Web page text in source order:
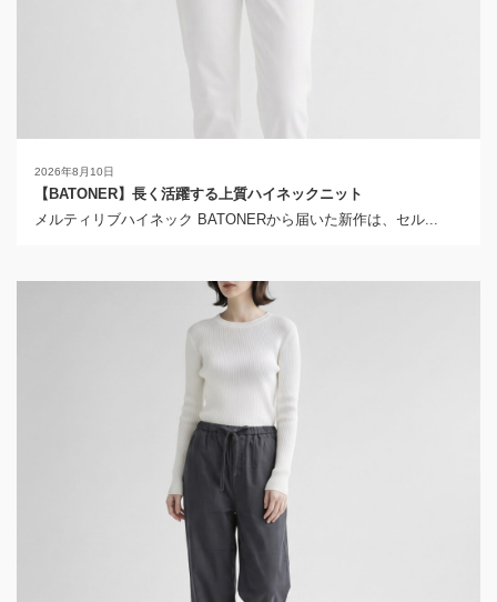
2026年8月10日
【BATONER】長く活躍する上質ハイネックニット
メルティリブハイネック BATONERから届いた新作は、セル...